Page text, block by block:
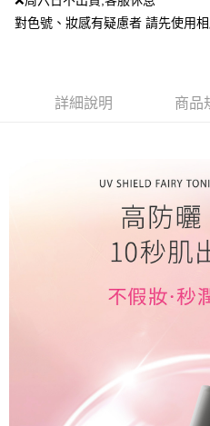
２．關於個人資料處理事宜，請瀏覽以
４．使用「AFTEE先享後付」時，將
付款後7-11取貨
每筆NT$80，滿NT$1,500(含以上)
新馬專屬 滿額免運！
對色號、妝感有疑慮者 請先使用
詳細說明 商品